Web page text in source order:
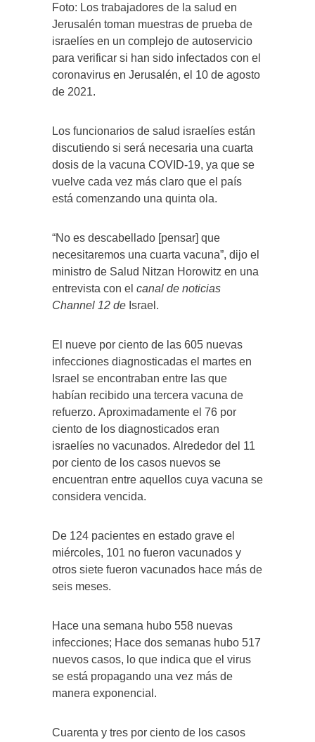
Foto: Los trabajadores de la salud en
Jerusalén toman muestras de prueba de
israelíes en un complejo de autoservicio
para verificar si han sido infectados con el
coronavirus en Jerusalén, el 10 de agosto
de 2021.
Los funcionarios de salud israelíes están
discutiendo si será necesaria una cuarta
dosis de la vacuna COVID-19, ya que se
vuelve cada vez más claro que el país
está comenzando una quinta ola.
“No es descabellado [pensar] que
necesitaremos una cuarta vacuna”, dijo el
ministro de Salud Nitzan Horowitz en una
entrevista con el canal de noticias
Channel 12 de Israel.
El nueve por ciento de las 605 nuevas
infecciones diagnosticadas el martes en
Israel se encontraban entre las que
habían recibido una tercera vacuna de
refuerzo. Aproximadamente el 76 por
ciento de los diagnosticados eran
israelíes no vacunados. Alrededor del 11
por ciento de los casos nuevos se
encuentran entre aquellos cuya vacuna se
considera vencida.
De 124 pacientes en estado grave el
miércoles, 101 no fueron vacunados y
otros siete fueron vacunados hace más de
seis meses.
Hace una semana hubo 558 nuevas
infecciones; Hace dos semanas hubo 517
nuevos casos, lo que indica que el virus
se está propagando una vez más de
manera exponencial.
Cuarenta y tres por ciento de los casos